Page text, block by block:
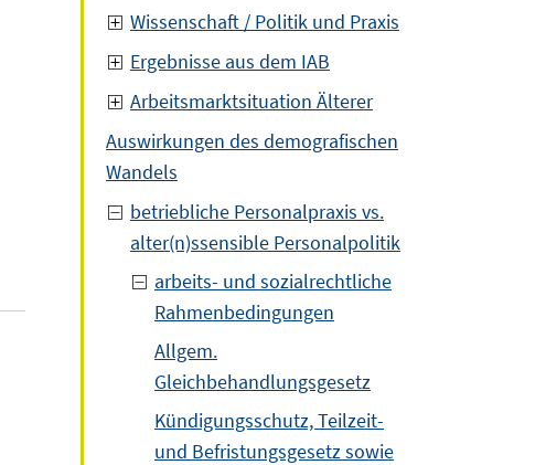
Wissenschaft / Politik und Praxis
Ergebnisse aus dem IAB
Arbeitsmarktsituation Älterer
Auswirkungen des demografischen
Wandels
betriebliche Personalpraxis vs.
alter(n)ssensible Personalpolitik
arbeits- und sozialrechtliche
Rahmenbedingungen
Allgem.
Gleichbehandlungsgesetz
Kündigungsschutz, Teilzeit-
und Befristungsgesetz sowie